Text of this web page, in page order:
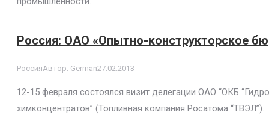
Россия: ОАО «Опытно-конструкторское
РоссияАвтор: German27.02.2013
12-15 февраля состоялся визит делегации ОАО “ОКБ
химконцентратов” (Топливная компания Росатома “ТВЭЛ”).